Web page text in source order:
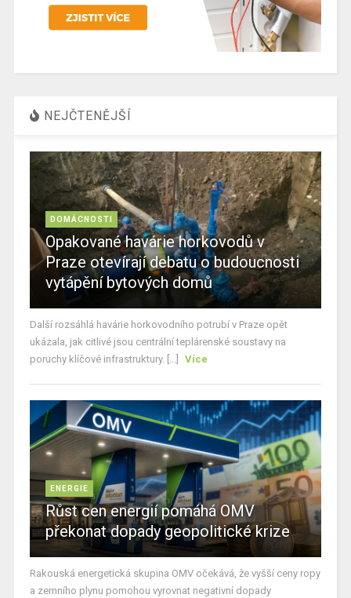
NEJČTENĚJŠÍ
DOMÁCNOSTI
Opakované havárie horkovodů v
Praze otevírají debatu o budoucnosti
vytápění bytových domů
Další rozsáhlá havárie horkovodního potrubí v Praze opět
ukázala, jak citlivé jsou centrální teplárenské soustavy na
poruchy klíčové infrastruktury. [...]
Více
ENERGIE
Růst cen energií pomáhá OMV
překonat dopady geopolitické krize
Rakouská energetická skupina OMV očekává, že vyšší ceny ropy
a zemního plynu pomohou vyrovnat negativní dopady